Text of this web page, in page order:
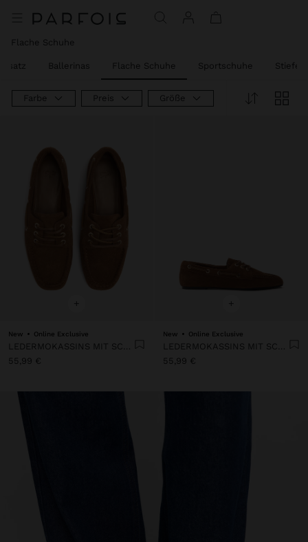
Flache Schuhe
Ballerinas Flache Schuhe Sportschuhe Stiefel
Farbe Preis Größe
+
New Online Exclusive
LEDERMOKASSINS MIT SCHNÜRSENKELN
55,99 €
+
New Online Exclusive
LEDERMOKASSINS MIT SCHNÜRSENKELN
55,99 €